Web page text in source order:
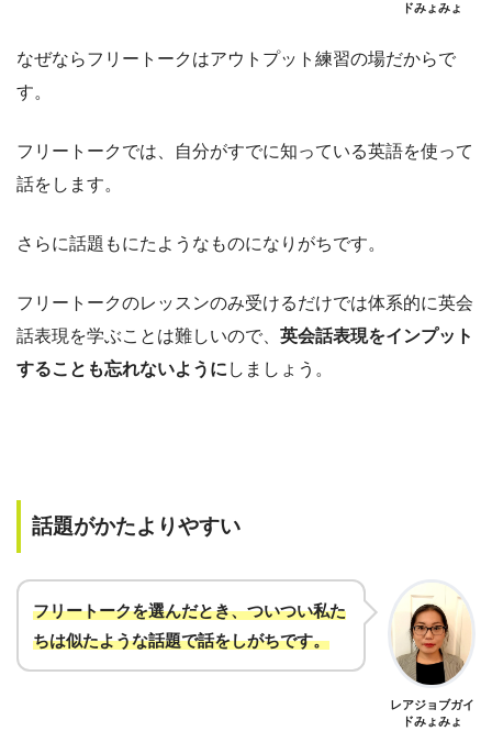
ドみょみょ
なぜならフリートークはアウトプット練習の場だからで
す。
フリートークでは、自分がすでに知っている英語を使って
話をします。
さらに話題もにたようなものになりがちです。
フリートークのレッスンのみ受けるだけでは体系的に英会
話表現を学ぶことは難しいので、 英会話表現をインプット
することも忘れないように しましょう。
話題がかたよりやすい
フリートークを選んだとき、ついつい私た
ちは似たような話題で話をしがちです。
レアジョブガイ
ドみょみょ